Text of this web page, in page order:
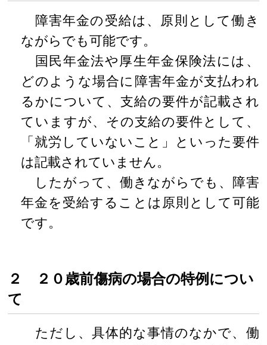
障害年金の受給は、原則として働き
ながらでも可能です。
国民年金法や厚生年金保険法には、
どのような場合に障害年金が支払われ
るかについて、支給の要件が記載され
ていますが、その支給の要件として、
「就労していないこと」といった要件
は記載されていません。
したがって、働きながらでも、障害
年金を受給することは原則として可能
です。
２ ２０歳前傷病の場合の特例につい
て
ただし、具体的な事情のなかで、働